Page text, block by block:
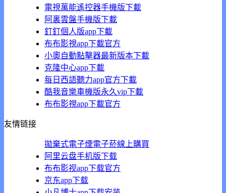
電視萬能遙控器手機版下載
阿裏雲盤手機版下載
釘釘個人版app下載
布布影視app下載官方
小奧自動點擊器最新版本下載
克隆中心app下載
每日西語聽力app官方下載
酷我音樂車機版永久vip下載
布布影視app下載官方
友情链接
拋棄式電子煙電子菸線上購買
阿里云盘手机版下载
布布影视app下载官方
京东app下载